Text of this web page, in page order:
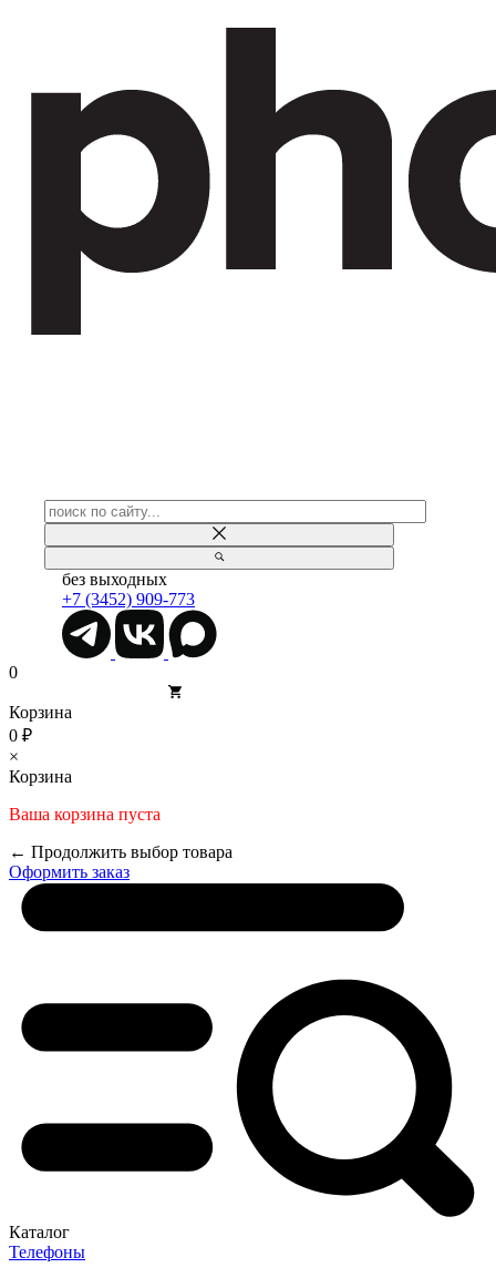
без выходных
+7 (3452) 909-773
0
Корзина
0 ₽
×
Корзина
Ваша корзина пуста
← Продолжить выбор товара
Оформить заказ
Каталог
Телефоны